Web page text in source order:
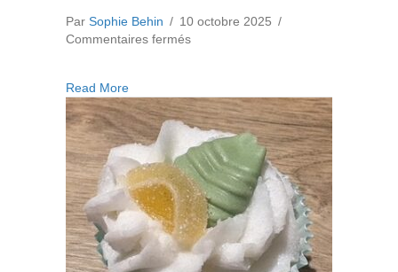
Par Sophie Behin / 10 octobre 2025 /
Commentaires ferméssur
bombes
de
bain
Read Moreabout La frabique de bombes de bain